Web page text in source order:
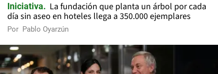
Iniciativa
La fundación que planta un árbol por cada
día sin aseo en hoteles llega a 350.000 ejemplares
Por Pablo Oyarzún